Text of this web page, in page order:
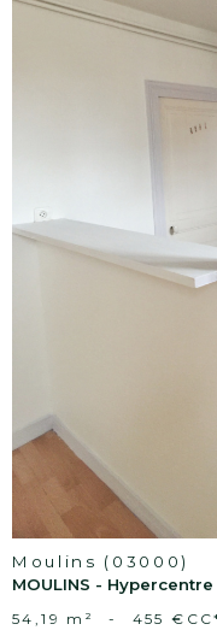
Moulins (03000)
MOULINS -
54,19 m² - 455 €